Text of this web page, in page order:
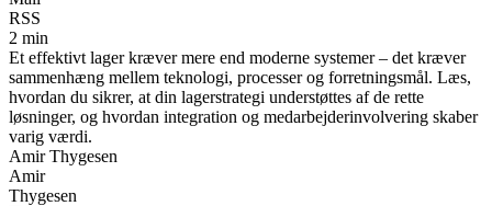
RSS
2 min
Et effektivt lager kræver mere end moderne systemer – det kræver
sammenhæng mellem teknologi, processer og forretningsmål. Læs,
hvordan du sikrer, at din lagerstrategi understøttes af de rette
løsninger, og hvordan integration og medarbejderinvolvering skaber
varig værdi.
Amir Thygesen
Amir
Thygesen